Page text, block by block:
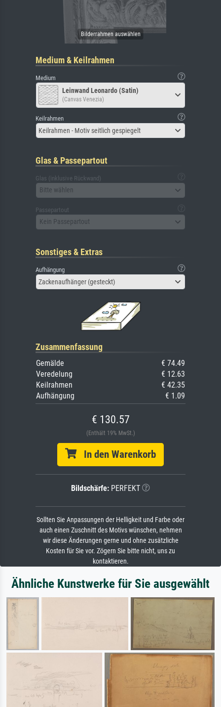
Medium & Keilrahmen
Medium
Leinwand Leonardo (Satin)
(Canvas Venezia)
Keilrahmen
Keilrahmen - Motiv seitlich gespiegelt
Glas & Passepartout
Glas (inklusive Rückwand)
Bitte wählen
Passepartout
Kein Passepartout
Sonstiges & Extras
Aufhängung
Zackenaufhänger (gesteckt)
Zusammenfassung
Gemälde
€ 74.49
Veredelung
€ 12.63
Keilrahmen
€ 42.35
Aufhängung
€ 1.09
€ 130.57
(Enthält 19% MwSt.)
In den Warenkorb
Bildschärfe: PERFEKT
Sollten Sie Anpassungen der Helligkeit und Farbe oder
auch einen Zuschnitt des Motivs wünschen, nehmen
wir diese Änderungen gerne und ohne zusätzliche
Kosten für Sie vor. Zögern Sie bitte nicht, uns zu
kontaktieren.
Ähnliche Kunstwerke für Sie ausgewählt